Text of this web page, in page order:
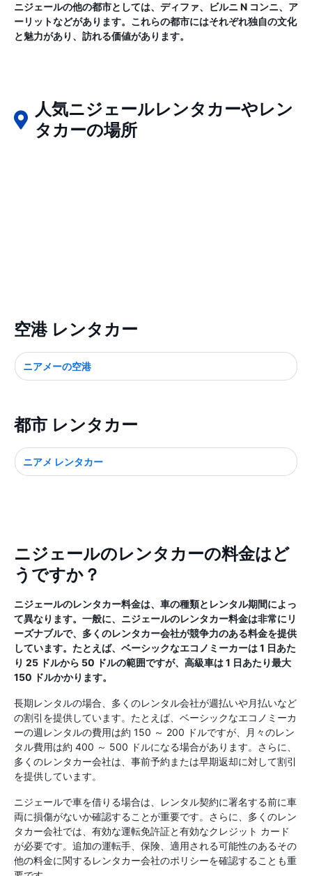
ニジェールの他の都市としては、ディファ、ビルニ N コンニ、ア
ーリットなどがあります。これらの都市にはそれぞれ独自の文化
と魅力があり、訪れる価値があります。
人気ニジェールレンタカーやレン
タカーの場所
空港 レンタカー
ニアメーの空港
都市 レンタカー
ニアメ レンタカー
ニジェールのレンタカーの料金はど
うですか？
ニジェールのレンタカー料金は、車の種類とレンタル期間によっ
て異なります。一般に、ニジェールのレンタカー料金は非常にリ
ーズナブルで、多くのレンタカー会社が競争力のある料金を提供
しています。たとえば、ベーシックなエコノミーカーは 1 日あた
り 25 ドルから 50 ドルの範囲ですが、高級車は 1 日あたり最大
150 ドルかかります。
長期レンタルの場合、多くのレンタル会社が週払いや月払いなど
の割引を提供しています。たとえば、ベーシックなエコノミーカ
ーの週レンタルの費用は約 150 ～ 200 ドルですが、月々のレン
タル費用は約 400 ～ 500 ドルになる場合があります。さらに、
多くのレンタカー会社は、事前予約または早期返却に対して割引
を提供しています。
ニジェールで車を借りる場合は、レンタル契約に署名する前に車
両に損傷がないか確認することが重要です。さらに、多くのレン
タカー会社では、有効な運転免許証と有効なクレジット カード
が必要です。追加の運転手、保険、適用される可能性のあるその
他の料金に関するレンタカー会社のポリシーを確認することも重